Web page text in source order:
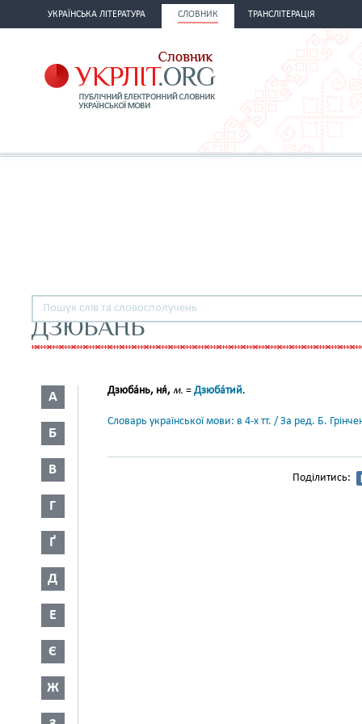
УКРАЇНСЬКА ЛІТЕРАТУРА СЛОВНИК ТРАНСЛІТЕРАЦІЯ
ДЗЮБАНЬ
А
Б
В
Г
Ґ
Д
Е
Є
Ж
Дзюба́нь, ня́, м. = Дзюба́тий.
Словарь української мови: в 4-х тт. / За ред. Б.
Поділитись: